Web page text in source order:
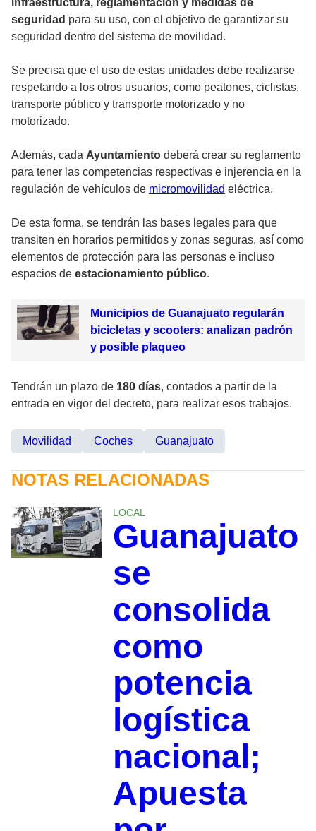
infraestructura, reglamentación y medidas de
seguridad para su uso, con el objetivo de garantizar su
seguridad dentro del sistema de movilidad.
Se precisa que el uso de estas unidades debe realizarse
respetando a los otros usuarios, como peatones, ciclistas,
transporte público y transporte motorizado y no
motorizado.
Además, cada Ayuntamiento deberá crear su reglamento
para tener las competencias respectivas e injerencia en la
regulación de vehículos de micromovilidad eléctrica.
De esta forma, se tendrán las bases legales para que
transiten en horarios permitidos y zonas seguras, así como
elementos de protección para las personas e incluso
espacios de estacionamiento público.
Municipios de Guanajuato regularán
bicicletas y scooters: analizan padrón
y posible plaqueo
Tendrán un plazo de 180 días, contados a partir de la
entrada en vigor del decreto, para realizar esos trabajos.
Movilidad Coches Guanajuato
NOTAS RELACIONADAS
LOCAL
Guanajuato
se
consolida
como
potencia
logística
nacional;
Apuesta